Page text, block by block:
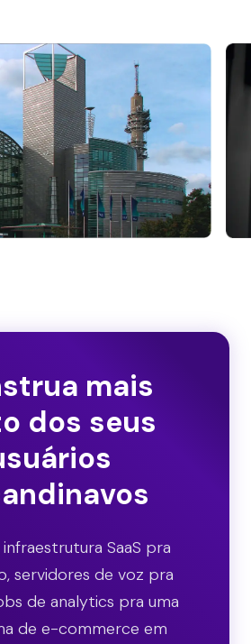
mais
dos seus
SaaS pra
servidores de voz pra
de analytics pra uma
de e-commerce em